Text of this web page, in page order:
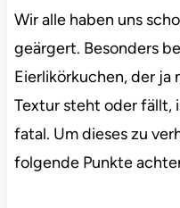
Wir alle haben uns
geärgert. Besonders
Eierlikörkuchen, der ja
Textur steht oder fällt,
fatal. Um dieses zu
folgende Punkte